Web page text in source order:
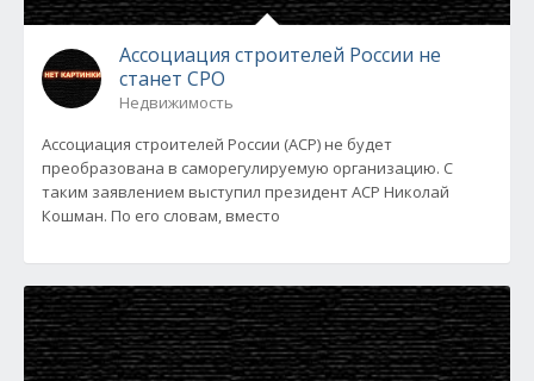
Ассоциация строителей России не
станет СРО
Недвижимость
Ассоциация строителей России (АСР) не будет
преобразована в саморегулируемую организацию. С
таким заявлением выступил президент АСР Николай
Кошман. По его словам, вместо